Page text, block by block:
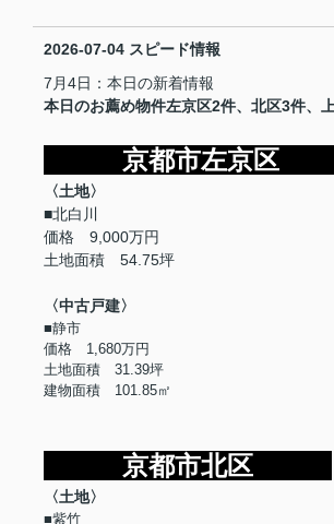
2026-07-04 スピード情報
7月4日：本日の新着情報
本日のお薦め物件左京区2件、北区3件、
京都市左京
〈土地〉
■北白川
価格 9,000万円
土地面積 54.75坪
〈中古戸建〉
■静市
価格 1,680万円
土地面積 31.39坪
建物面積 101.85㎡
京都市北区
〈土地〉
■紫竹